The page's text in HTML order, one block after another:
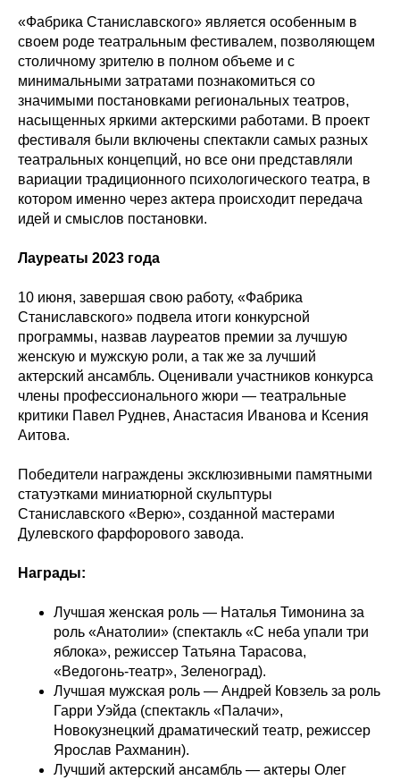
«Фабрика Станиславского» является особенным в
своем роде театральным фестивалем, позволяющем
столичному зрителю в полном объеме и с
минимальными затратами познакомиться со
значимыми постановками региональных театров,
насыщенных яркими актерскими работами. В проект
фестиваля были включены спектакли самых разных
театральных концепций, но все они представляли
вариации традиционного психологического театра, в
котором именно через актера происходит передача
идей и смыслов постановки.
Лауреаты 2023 года
10 июня, завершая свою работу, «Фабрика
Станиславского» подвела итоги конкурсной
программы, назвав лауреатов премии за лучшую
женскую и мужскую роли, а так же за лучший
актерский ансамбль. Оценивали участников конкурса
члены профессионального жюри — театральные
критики Павел Руднев, Анастасия Иванова и Ксения
Аитова.
Победители награждены эксклюзивными памятными
статуэтками миниатюрной скульптуры
Станиславского «Верю», созданной мастерами
Дулевского фарфорового завода.
Награды:
Лучшая женская роль — Наталья Тимонина за
роль «Анатолии» (спектакль «С неба упали три
яблока», режиссер Татьяна Тарасова,
«Ведогонь-театр», Зеленоград).
Лучшая мужская роль — Андрей Ковзель за роль
Гарри Уэйда (спектакль «Палачи»,
Новокузнецкий драматический театр, режиссер
Ярослав Рахманин).
Лучший актерский ансамбль — актеры Олег